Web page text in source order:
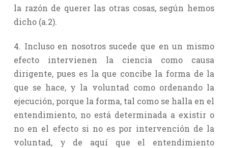
la razón de querer las otras cosas, según hemos
dicho (a.2).
4. Incluso en nosotros sucede que en un mismo
efecto intervienen la ciencia como causa
dirigente, pues es la que concibe la forma de la
que se hace, y la voluntad como ordenando la
ejecución, porque la forma, tal como se halla en el
entendimiento, no está determinada a existir o
no en el efecto si no es por intervención de la
voluntad, y de aquí que el entendimiento